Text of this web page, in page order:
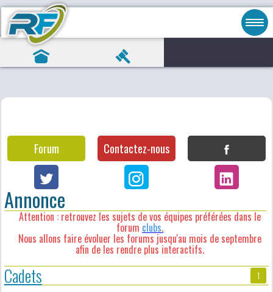
Forum Contactez-nous
Annonce
Attention : retrouvez les sujets de vos équipes préférées dans le
forum clubs.
Nous allons faire évoluer les forums jusqu'au mois de septembre
afin de les rendre plus interactifs.
Cadets 1